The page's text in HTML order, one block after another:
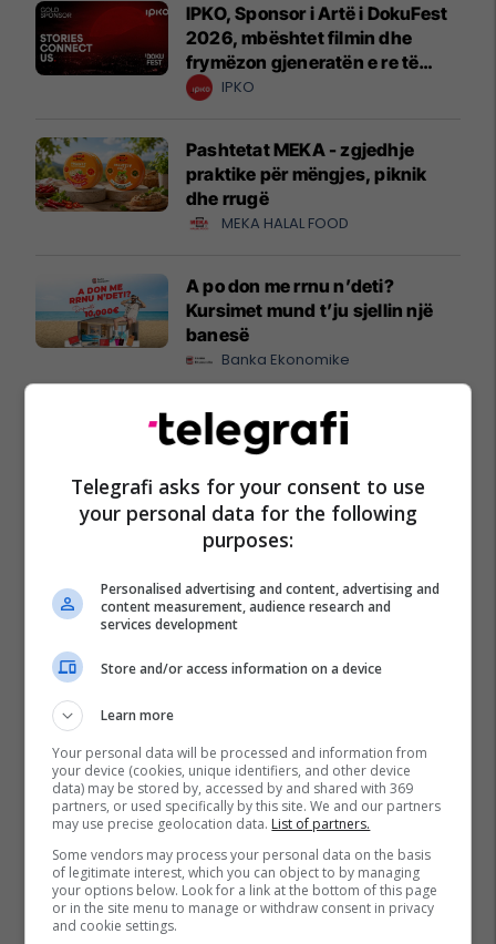
IPKO, Sponsor i Artë i DokuFest
2026, mbështet filmin dhe
frymëzon gjeneratën e re të
krijuesve
IPKO
Pashtetat MEKA - zgjedhje
praktike për mëngjes, piknik
dhe rrugë
MEKA HALAL FOOD
A po don me rrnu n’deti?
Kursimet mund t’ju sjellin një
banesë
Banka Ekonomike
Telegrafi asks for your consent to use
your personal data for the following
purposes:
Personalised advertising and content, advertising and
content measurement, audience research and
services development
Store and/or access information on a device
Learn more
Your personal data will be processed and information from
your device (cookies, unique identifiers, and other device
data) may be stored by, accessed by and shared with 369
partners, or used specifically by this site. We and our partners
may use precise geolocation data. List of partners.
Some vendors may process your personal data on the basis
of legitimate interest, which you can object to by managing
your options below. Look for a link at the bottom of this page
or in the site menu to manage or withdraw consent in privacy
and cookie settings.